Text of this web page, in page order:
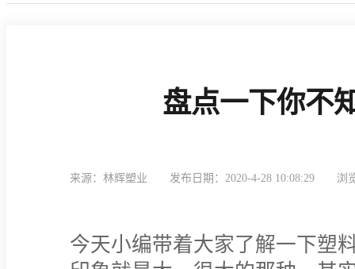
盘点一下你不
来源：林辉塑业 发布日期：2020-4-28 10:08:29 浏
今天小编带着大家了解一下塑